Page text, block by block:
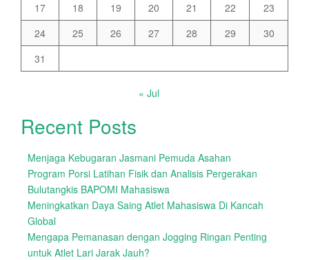
17
18 19 20 21 22
23
24
25 26 27 28 29
30
31
« Jul
Recent Posts
Menjaga Kebugaran Jasmani Pemuda Asahan
Program Porsi Latihan Fisik dan Analisis Pergerakan
Bulutangkis BAPOMI Mahasiswa
Meningkatkan Daya Saing Atlet Mahasiswa Di Kancah
Global
Mengapa Pemanasan dengan Jogging Ringan Penting
untuk Atlet Lari Jarak Jauh?